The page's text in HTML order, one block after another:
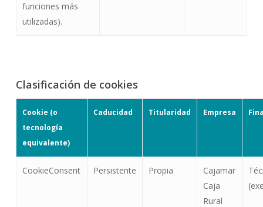
funciones más
utilizadas).
Clasificación de cookies
Cookie (o
tecnología
equivalente)
Caducidad Titularidad Empresa
CookieConsent Persistente Propia
Cajamar
Caja
Rural